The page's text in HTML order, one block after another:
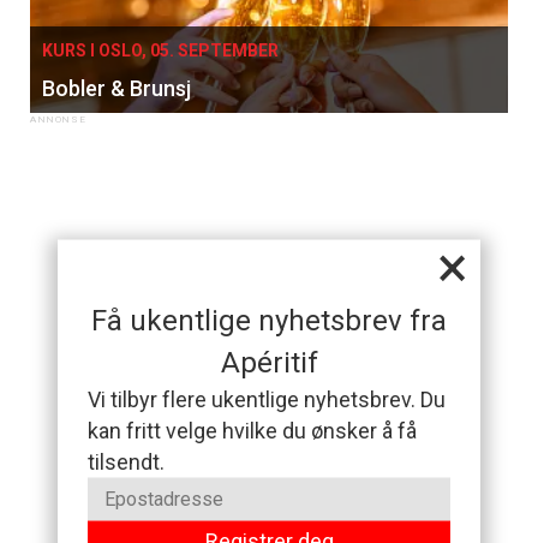
×
Få ukentlige nyhetsbrev fra
Apéritif
Vi tilbyr flere ukentlige nyhetsbrev. Du
kan fritt velge hvilke du ønsker å få
tilsendt.
KURS I OSLO, 05. SEPTEMBER
Bobler & Brunsj